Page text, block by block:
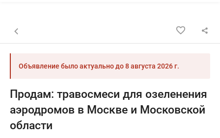
Назад к списку объявлений
Объявление было актуально до8 августа 2026 г.
Продам: травосмеси для озеленения
аэродромов в Москве и Московской
области